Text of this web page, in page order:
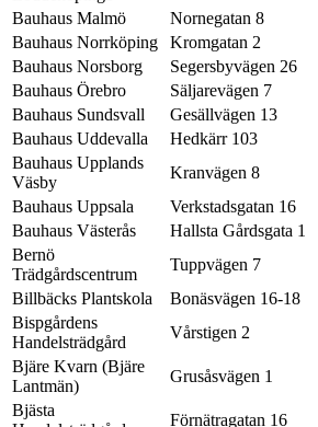
Bauhaus Malmö
Nornegatan 8
Bauhaus Norrköping
Kromgatan 2
Bauhaus Norsborg
Segersbyvägen 26
Bauhaus Örebro
Säljarevägen 7
Bauhaus Sundsvall
Gesällvägen 13
Bauhaus Uddevalla
Hedkärr 103
Bauhaus Upplands
Väsby
Kranvägen 8
Bauhaus Uppsala
Verkstadsgatan 16
Bauhaus Västerås
Hallsta Gårdsgata 1
Bernö
Trädgårdscentrum
Tuppvägen 7
Billbäcks Plantskola
Bonäsvägen 16-18
Bispgårdens
Handelsträdgård
Vårstigen 2
Bjäre Kvarn (Bjäre
Lantmän)
Grusåsvägen 1
Bjästa
Förnätragatan 16